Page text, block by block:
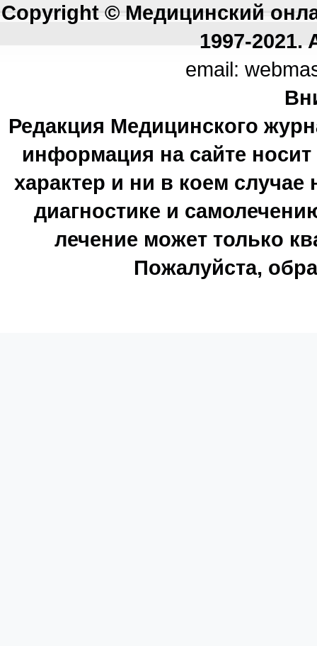
Copyright © Медицинский
1997-2021.
email:
Редакция Медицинского
информация на сайте
характер и ни в коем
диагностике и
лечение может только
Пожалуйста,